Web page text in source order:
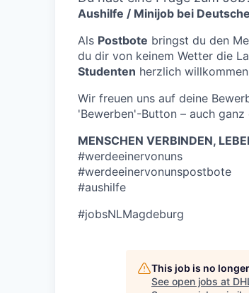
Aushilfe / Minijob bei
Als Postbote bringst du den
du dir von keinem Wetter die
Studenten herzlich
Wir freuen uns auf deine
'Bewerben'-Button – auch ganz
MENSCHEN VERBINDEN,
#werdeeinervonuns
#werdeeinervonunspostbote
#aushilfe
#jobsNLMagdeburg
This job is no
See open jobs at